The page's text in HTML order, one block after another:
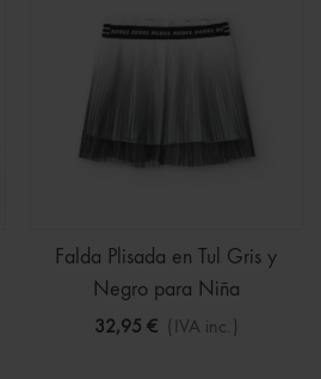
Falda Plisada en Tul Gris y
Negro para Niña
32,95 € (IVA inc.)